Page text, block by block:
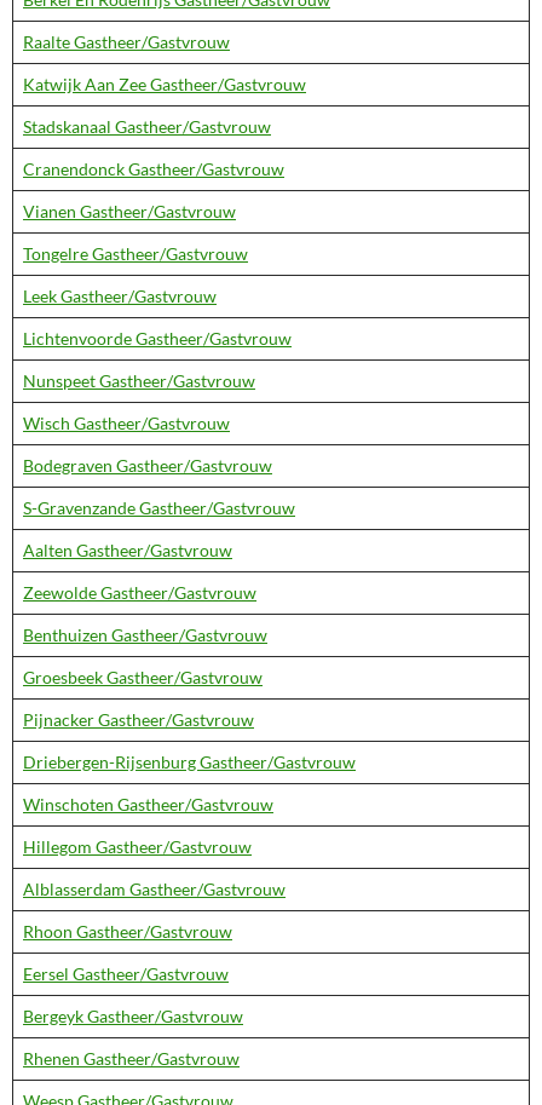
Raalte Gastheer/Gastvrouw
Katwijk Aan Zee Gastheer/Gastvrouw
Stadskanaal Gastheer/Gastvrouw
Cranendonck Gastheer/Gastvrouw
Vianen Gastheer/Gastvrouw
Tongelre Gastheer/Gastvrouw
Leek Gastheer/Gastvrouw
Lichtenvoorde Gastheer/Gastvrouw
Nunspeet Gastheer/Gastvrouw
Wisch Gastheer/Gastvrouw
Bodegraven Gastheer/Gastvrouw
S-Gravenzande Gastheer/Gastvrouw
Aalten Gastheer/Gastvrouw
Zeewolde Gastheer/Gastvrouw
Benthuizen Gastheer/Gastvrouw
Groesbeek Gastheer/Gastvrouw
Pijnacker Gastheer/Gastvrouw
Driebergen-Rijsenburg Gastheer/Gastvrouw
Winschoten Gastheer/Gastvrouw
Hillegom Gastheer/Gastvrouw
Alblasserdam Gastheer/Gastvrouw
Rhoon Gastheer/Gastvrouw
Eersel Gastheer/Gastvrouw
Bergeyk Gastheer/Gastvrouw
Rhenen Gastheer/Gastvrouw
Weesp Gastheer/Gastvrouw